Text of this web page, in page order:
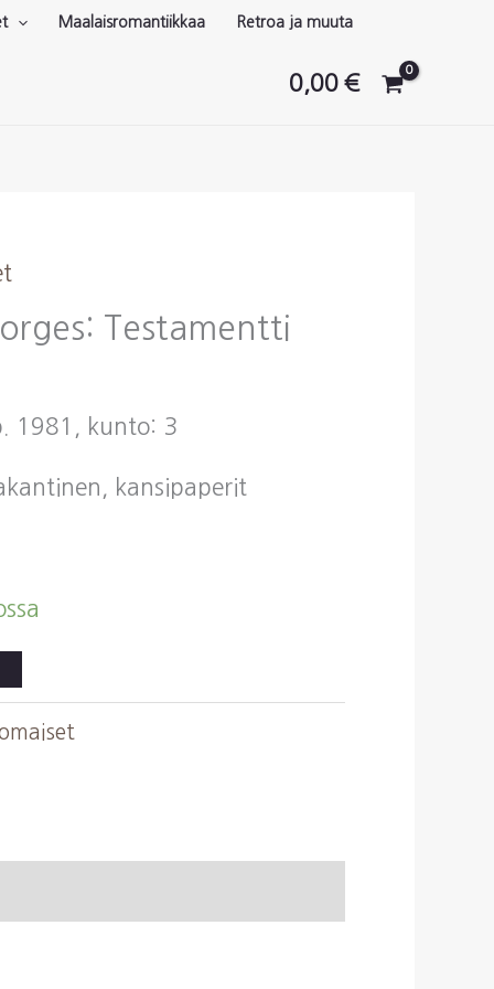
Maalaisromantiikkaa Retroa ja muuta
0,00€
Testamentti
1981, kunto: 3
kansipaperit